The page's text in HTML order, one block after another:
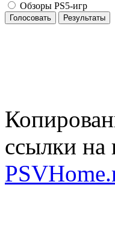
Обзоры PS5-игр
Голосовать Результаты
ссылки на